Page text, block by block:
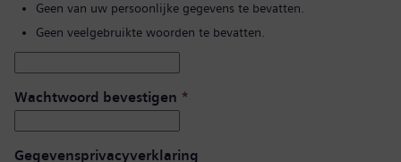
Geen van uw persoonlijke gegevens te bevatten.
Geen veelgebruikte woorden te bevatten.
Wachtwoord bevestigen *
Gegevensprivacyverklaring